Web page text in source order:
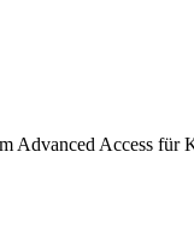
Advanced Access